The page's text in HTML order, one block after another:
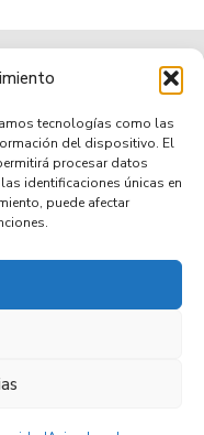
tecnologías como las
del dispositivo. El
procesar datos
identificaciones únicas en
puede afectar
ACCESIBILIDAD
•
Municipio de Tradición